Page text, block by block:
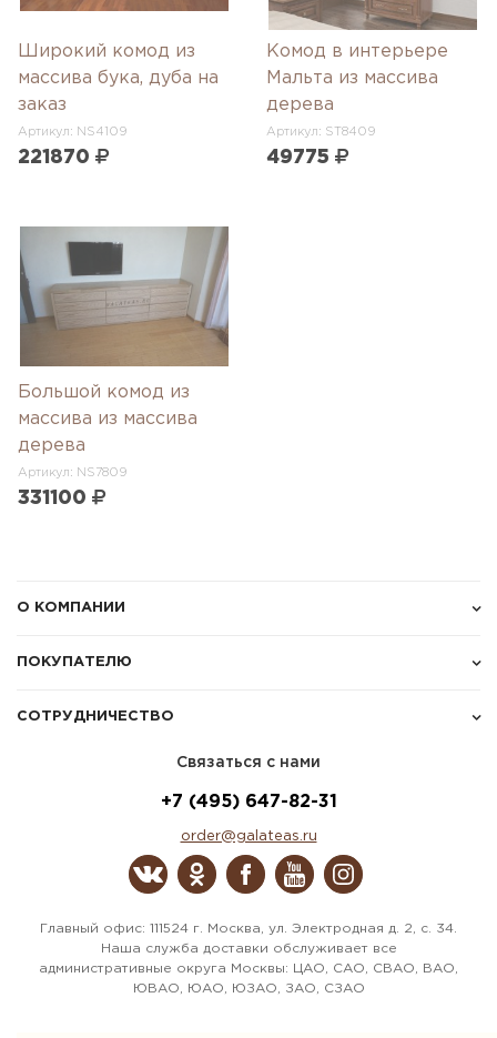
Широкий комод из
массива бука, дуба на
заказ
Артикул: NS4109
221870
Комод в интерьере
Мальта из массива
дерева
Артикул: ST8409
49775
Большой комод из
массива из массива
дерева
Артикул: NS7809
331100
О КОМПАНИИ
ПОКУПАТЕЛЮ
СОТРУДНИЧЕСТВО
Связаться с нами
+7 (495) 647-82-31
order@galateas.ru
Главный офис: 111524 г. Москва, ул. Электродная д. 2, с. 34.
Наша служба доставки обслуживает все
административные округа Москвы: ЦАО, САО, СВАО, ВАО,
ЮВАО, ЮАО, ЮЗАО, ЗАО, СЗАО